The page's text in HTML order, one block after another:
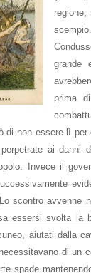
grande
prima
non essere lì
ai
Invece il
Lo scontro avvenne
essersi svolta la
aiutati dalla
di
spade